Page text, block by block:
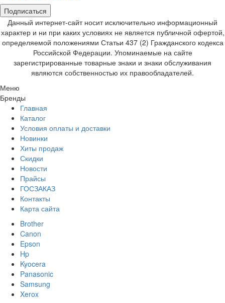
Подписаться
Данный интернет-сайт носит исключительно информационный
характер и ни при каких условиях не является публичной офертой,
определяемой положениями Статьи 437 (2) Гражданского кодекса
Российской Федерации. Упоминаемые на сайте
зарегистрированные товарные знаки и знаки обслуживания
являются собственностью их правообладателей.
Меню
Бренды
Главная
Каталог
Условия оплаты и доставки
Новинки
Хиты продаж
Скидки
Новости
Прайсы
ГОСЗАКАЗ
Контакты
Карта сайта
Brother
Canon
Epson
Hp
Kyocera
Panasonic
Samsung
Xerox